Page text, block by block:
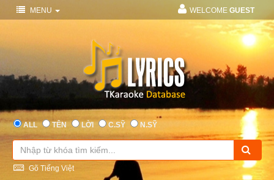
MENU WELCOME GUEST
ALL TÊN LỜI C.SỸ N.SỸ
Gõ Tiếng Việt